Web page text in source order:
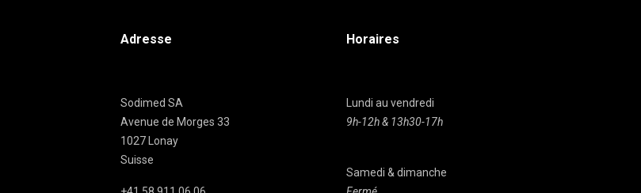
Adresse
Sodimed SA
Avenue de Morges 33
1027 Lonay
Suisse
Horaires
Lundi au vendredi
9h-12h & 13h30-17h
Samedi & dimanche